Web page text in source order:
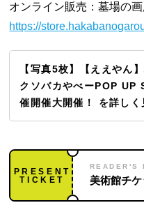
オンライン販売：墓場の
https://
【写真5枚】【ええやん
クソバカやべーPOP UP
催開催大開催！ を詳しく
PRESENT
TICKET
READER'S
美術館チケ